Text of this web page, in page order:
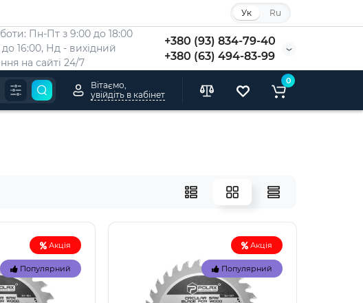
Ук Ru
Пн-Пт з 9:00 до 18:00
до 16:00, Нд - вихідний
на сайтi 24/7
+380 (93) 834-79-40
+380 (63) 494-83-99
Вітаємо,
увійдіть в кабінет
0
Акція
Популярний
Акція
Популярний